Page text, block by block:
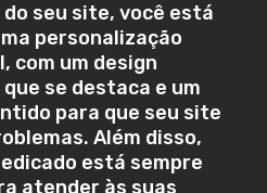
seu site, você está
personalização
com um design
se destaca e um
para que seu site
Além disso,
está sempre
atender às suas